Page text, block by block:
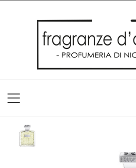
Utilizziamo i cookie per offrirti la
sul nostro sito web. Cliccando su OK,
politica sui cookie. Se desideri
cookie, puoi farlo